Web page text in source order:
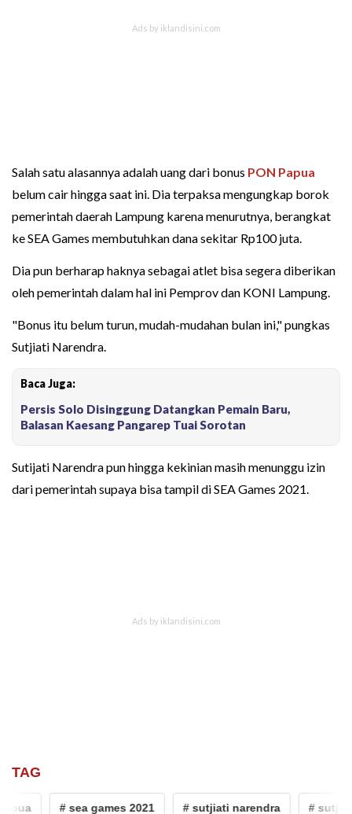
Salah satu alasannya adalah uang dari bonus PON Papua
belum cair hingga saat ini. Dia terpaksa mengungkap borok
pemerintah daerah Lampung karena menurutnya, berangkat
ke SEA Games membutuhkan dana sekitar Rp100 juta.
Dia pun berharap haknya sebagai atlet bisa segera diberikan
oleh pemerintah dalam hal ini Pemprov dan KONI Lampung.
"Bonus itu belum turun, mudah-mudahan bulan ini," pungkas
Sutjiati Narendra.
Baca Juga:
Persis Solo Disinggung Datangkan Pemain Baru,
Balasan Kaesang Pangarep Tuai Sorotan
Sutijati Narendra pun hingga kekinian masih menunggu izin
dari pemerintah supaya bisa tampil di SEA Games 2021.
TAG
# sea games 2021 # sutjiati narendra # sutjiati